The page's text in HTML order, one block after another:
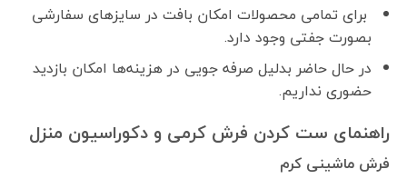
برای تمامی محصولات امکان بافت در سایزهای سفارشی
بصورت جفتی وجود دارد.
در حال حاضر بدلیل صرفه جویی در هزینه‌ها امکان بازدید
حضوری نداریم.
راهنمای ست کردن فرش کرمی و دکوراسیون منزل
فرش ماشینی کرم